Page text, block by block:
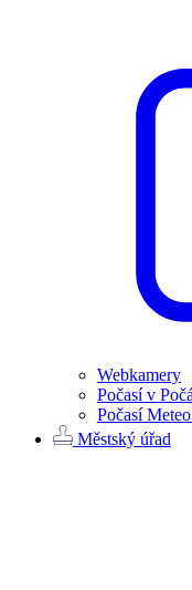
Webkamery
Počasí v
Počasí
Městský úřad